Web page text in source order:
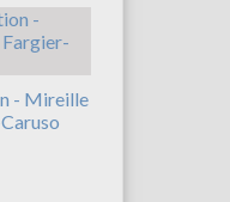
- Mireille